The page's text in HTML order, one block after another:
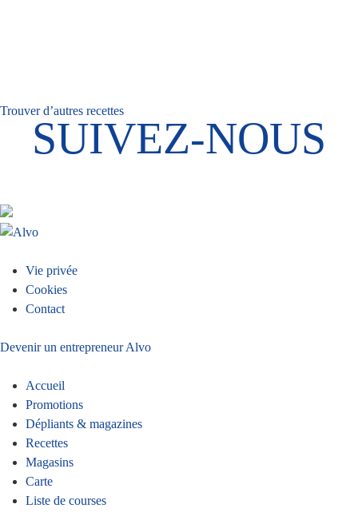
Trouver d’autres recettes
SUIVEZ-NOUS
Menu
Pied
de
page
Vie privée
Cookies
Contact
Devenir un entrepreneur Alvo
Accueil
Promotions
Dépliants & magazines
Recettes
Magasins
Carte
Liste de courses